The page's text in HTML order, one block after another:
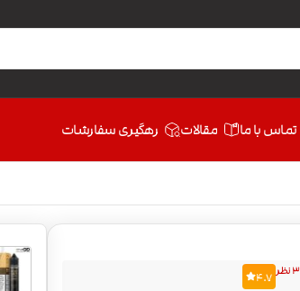
تماس با ما مقالات رهگیری سفارشات
3 نظر 4.7